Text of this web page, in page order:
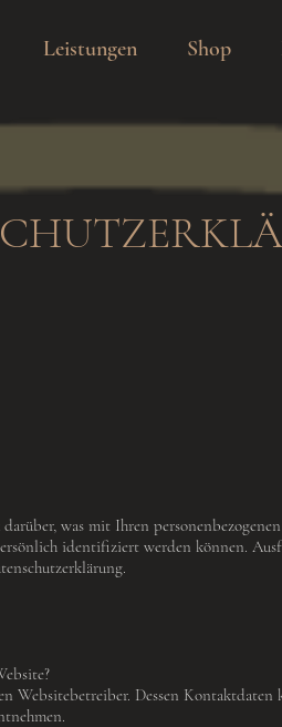
Leistungen Shop
was mit Ihren
identifiziert werden können.
Websitebetreiber. Dessen